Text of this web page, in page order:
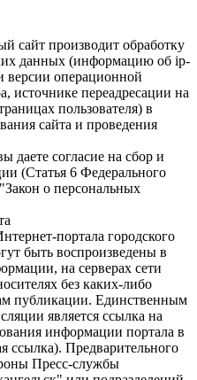
сайт производит обработку
данных (информацию об ip-
версии операционной
источнике переадресации на
пользователя) в
сайта и проведения
даете согласие на сбор и
(Статья 6 Федерального
о персональных
портала городского
быть воспроизведены в
на серверах сети
без каких-либо
публикации. Единственным
является ссылка на
информации портала в
ссылка). Предварительного
Пресс-службы